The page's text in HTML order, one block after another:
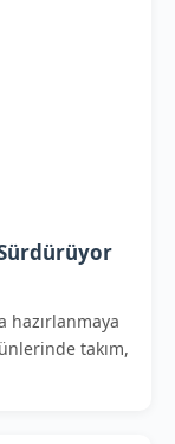
Sürdürüyor
hazırlanmaya
takım,